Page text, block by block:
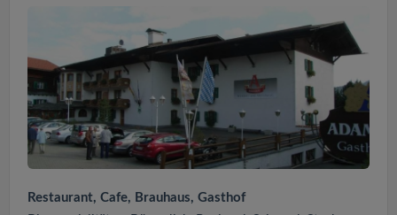
Restaurant, Cafe, Brauhaus, Gasthof